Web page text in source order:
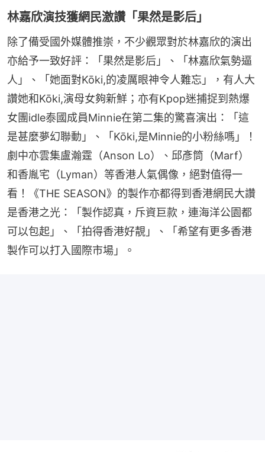
林嘉欣演技獲網民激讚「果然是影后」
除了備受國外媒體推崇，不少觀眾對於林嘉欣的演出
亦給予一致好評：「果然是影后」、「林嘉欣氣勢逼
人」、「她面對Kōki,的凌厲眼神令人難忘」，有人大
讚她和Kōki,演母女夠新鮮；亦有Kpop迷捕捉到熱爆
女團idle泰國成員Minnie在第二集的驚喜演出：「這
是甚麼夢幻聯動」、「Kōki,是Minnie的小粉絲嗎」！
劇中亦雲集盧瀚霆（Anson Lo）、邱彥筒（Marf）
和香胤宅（Lyman）等香港人氣偶像，絕對值得一
看！《THE SEASON》的製作亦都得到香港網民大讚
是香港之光：「製作認真，斥資巨款，連海洋公園都
可以包起」、「拍得香港好靚」、「希望有更多香港
製作可以打入國際市場」。